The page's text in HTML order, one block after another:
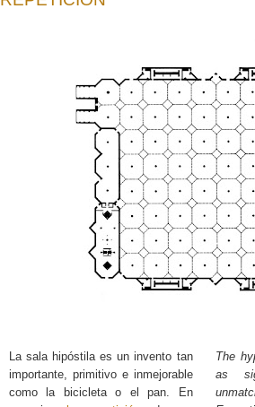
La sala hipóstila es un invento tan
importante, primitivo e inmejorable
como la bicicleta o el pan. En
The
as